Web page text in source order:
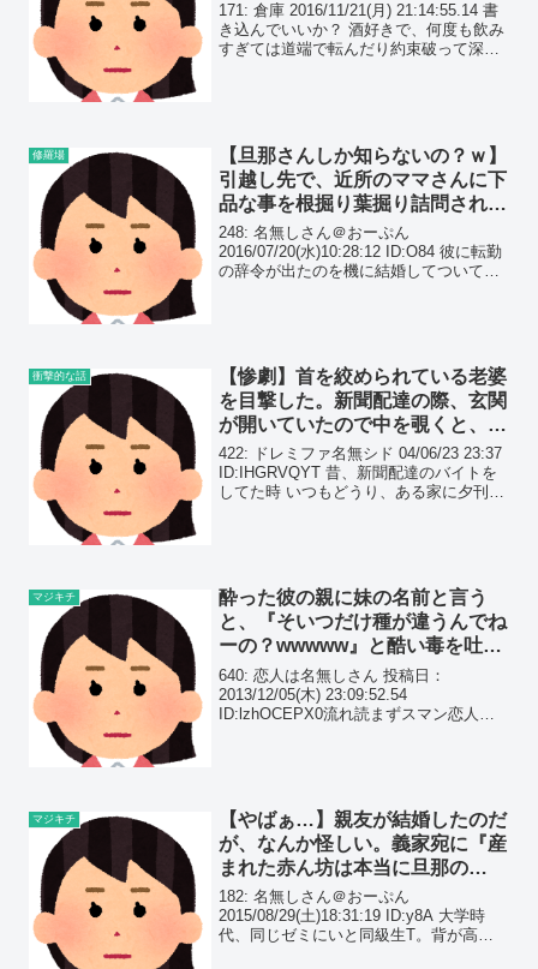
171: 倉庫 2016/11/21(月) 21:14:55.14 書
き込んでいいか？ 酒好きで、何度も飲み
すぎては道端で転んだり約束破って深夜
修羅場
【旦那さんしか知らないの？ｗ】
引越し先で、近所のママさんに下
品な事を根掘り葉掘り詰問され
た。更に面白おかしく言いふらさ
れたのだが…
248: 名無しさん＠おーぷん
2016/07/20(水)10:28:12 ID:O84 彼に転勤
の辞令が出たのを機に結婚してついてき
衝撃的な話
【惨劇】首を絞められている老婆
を目撃した。新聞配達の際、玄関
が開いていたので中を覗くと、恐
ろしい凄まじい光景が…
422: ドレミファ名無シド 04/06/23 23:37
ID:IHGRVQYT 昔、新聞配達のバイトを
してた時 いつもどうり、ある家に夕刊を
マジキチ
酔った彼の親に妹の名前と言う
と、『そいつだけ種が違うんでね
ーの？wwwww』と酷い毒を吐か
れた…
640: 恋人は名無しさん 投稿日：
2013/12/05(木) 23:09:52.54
ID:lzhOCEPX0流れ読まずスマン恋人じ
マジキチ
【やばぁ…】親友が結婚したのだ
が、なんか怪しい。義家宛に『産
まれた赤ん坊は本当に旦那の
種？』という手紙と併せて、興信
所の資料を送ると…
182: 名無しさん＠おーぷん
2015/08/29(土)18:31:19 ID:y8A 大学時
代、同じゼミにいと同級生T。背が高く